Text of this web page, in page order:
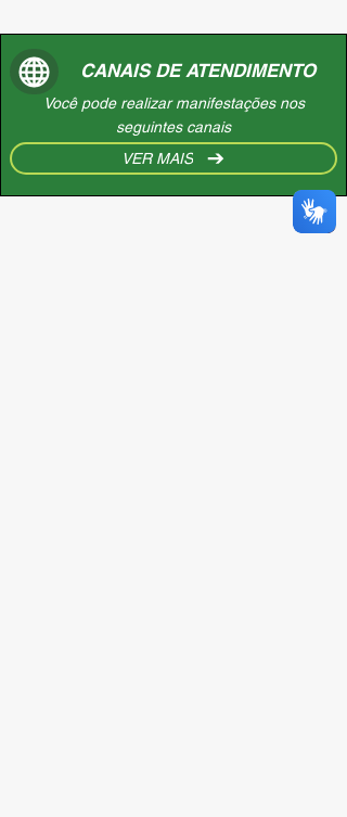
CANAIS DE ATENDIMENTO
Você pode realizar manifestações nos
seguintes canais
VER MAIS